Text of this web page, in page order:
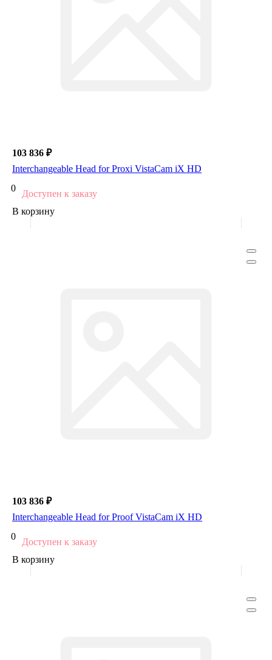
103 836 ₽
Interchangeable Head for Proxi VistaCam iX HD
0
Доступен к заказу
В корзину
103 836 ₽
Interchangeable Head for Proof VistaCam iX HD
0
Доступен к заказу
В корзину